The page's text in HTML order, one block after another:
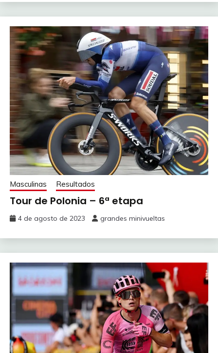
Masculinas Resultados
Tour de Polonia – 6ª etapa
4 de agosto de 2023 grandes minivueltas